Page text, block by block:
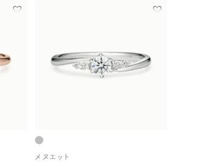
メヌエット